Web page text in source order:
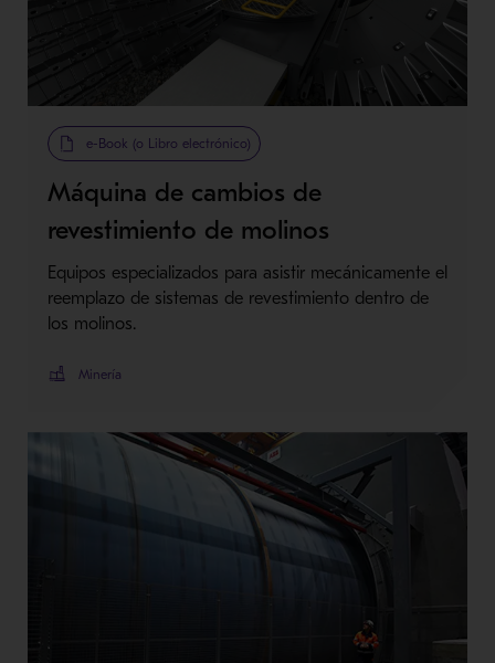
e-Book (o Libro electrónico)
Máquina de cambios de
revestimiento de molinos
Equipos especializados para asistir mecánicamente el
reemplazo de sistemas de revestimiento dentro de
los molinos.
Minería